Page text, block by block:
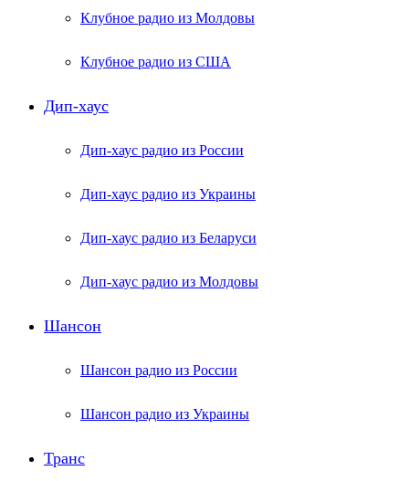
Клубное радио из Молдовы
Клубное радио из США
Дип-хаус
Дип-хаус радио из России
Дип-хаус радио из Украины
Дип-хаус радио из Беларуси
Дип-хаус радио из Молдовы
Шансон
Шансон радио из России
Шансон радио из Украины
Транс